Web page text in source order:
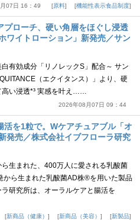
07日 16：49 原料 機能性表示食品制度
プローチ、硬い角層をほぐし浸透
ワイトローション」新発売／サン
白有効成分「リノレックS」配合～ サン
（エクイタンス）」より、硬
高い浸透*³ 実感を叶え……
2026年08月07日 09：44
活を1粒で。Wケアチュアブル「オ
発売／株式会社イブフローラ研究
生まれた、400万人に愛される乳酸菌
ら生まれた乳酸菌AD株®を用いた製品
研究所は、オーラルケアと腸活を
新商品（健康） 新商品（美容） 新製品